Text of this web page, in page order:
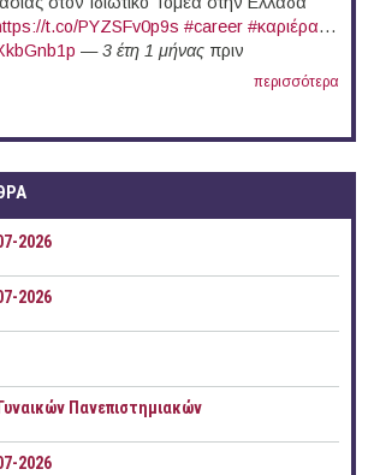
t.co/PYZSFv0p9s #career #καριέρα…
—3 έτη 1 μήναςπριν
περισσότερα
2026
2026
Πανεπιστημιακών
2026